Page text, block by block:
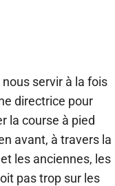
servir à la fois
directrice pour
la course à pied
avant, à travers la
les anciennes, les
pas trop sur les